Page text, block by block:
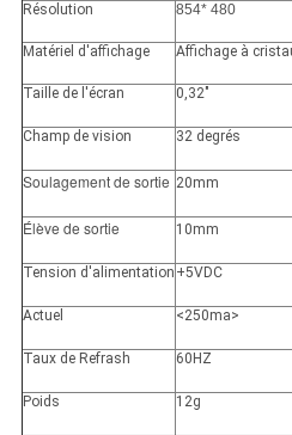
Résolution 854* 480
Matériel d'affichage Affichage à
Taille de l'écran 0,32"
Champ de vision 32 degrés
Soulagement de sortie 20mm
Élève de sortie 10mm
Tension d'alimentation +5VDC
Actuel <250ma>
Taux de Refrash 60HZ
Poids 12g